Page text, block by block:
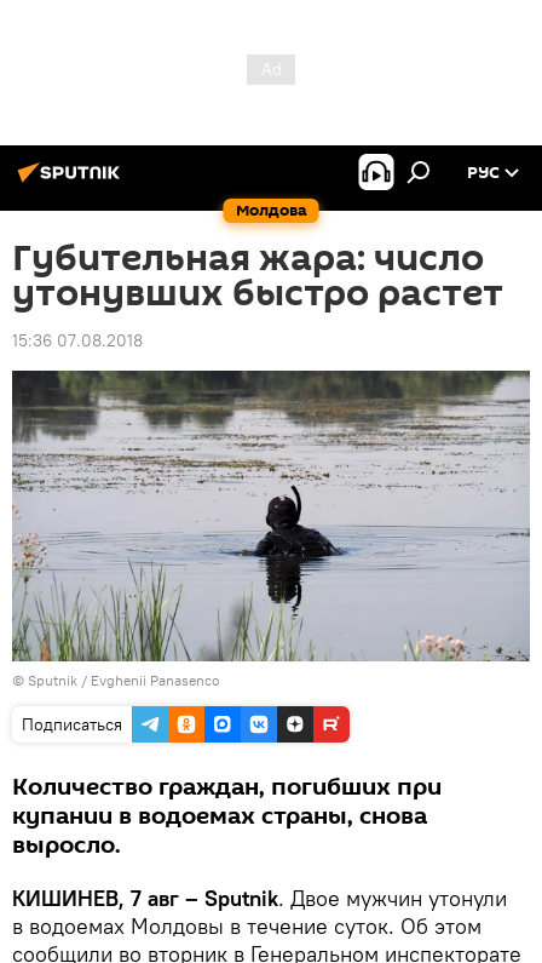
Молдова
РУС
Губительная жара: число
утонувших быстро растет
15:36 07.08.2018
© Sputnik / Evghenii Panasenco
Подписаться
Количество граждан, погибших при
купании в водоемах страны, снова
выросло.
КИШИНЕВ, 7 авг – Sputnik. Двое мужчин утонули
в водоемах Молдовы в течение суток. Об этом
сообщили во вторник в Генеральном инспекторате